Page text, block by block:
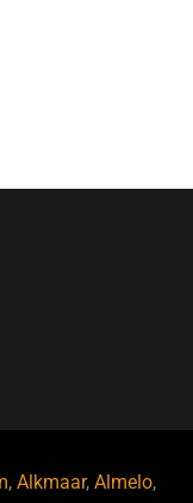
,Alkmaar,Almelo,